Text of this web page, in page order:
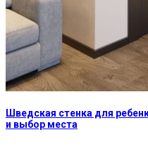
Шведская стенка для
и выбор места